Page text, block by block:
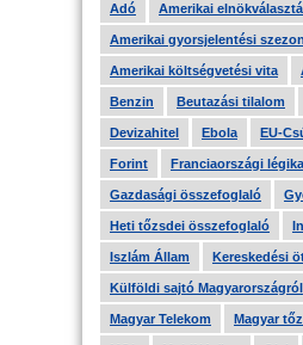
Adó Amerikai
Amerikai gyorsjelentési szezon
Amerikai költségvetési vita
Benzin Beutazási tilalom
Devizahitel Ebola EU-
Forint Franciaországi
Gazdasági összefoglaló
Heti tőzsdei összefoglaló
Iszlám Állam Kereskedési
Külföldi sajtó Magyarországról
Magyar Telekom Magyar